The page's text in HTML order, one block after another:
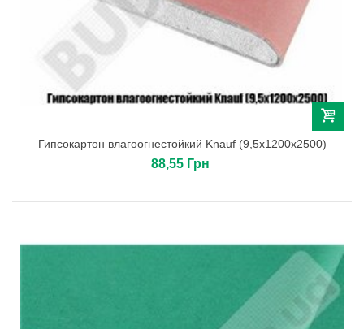
Гипсокартон влагоогнестойкий Knauf (9,5х1200х2500)
88,55 Грн